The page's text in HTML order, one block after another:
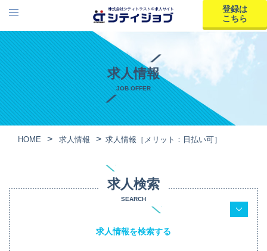
登録は
こちら
求人情報
JOB OFFER
HOME 求人情報 求人情報［メリット：日払い可］
求人検索
SEARCH
求人情報を検索する